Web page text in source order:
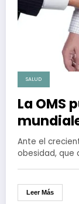
SALUD
La OMS
Ante el
obesidad, que
Leer Más